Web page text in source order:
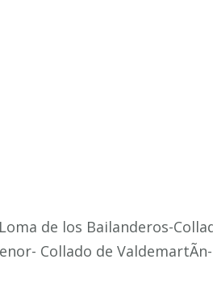
de los Bailanderos-
Collado de